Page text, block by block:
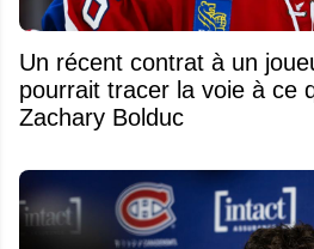
Un récent contrat à un
pourrait tracer la voie à ce
Zachary Bolduc